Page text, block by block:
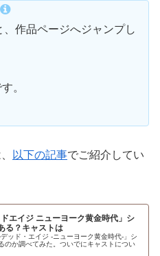
、作品ページへジャンプし
。
以下の記事でご紹介してい
ドエイジ ニューヨーク黄金時代」シ
る？キャストは
デッド・エイジ -ニューヨーク黄金時代-」シ
のか調べてみた。ついでにキャストについ